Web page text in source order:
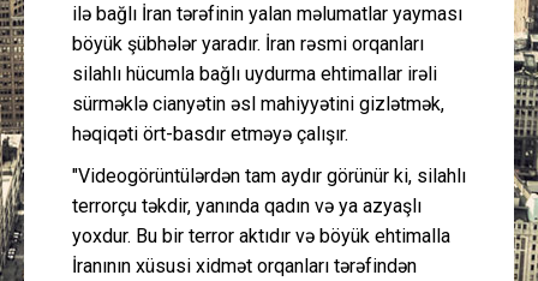
ilə bağlı İran tərəfinin yalan məlumatlar yayması
böyük şübhələr yaradır. İran rəsmi orqanları
silahlı hücumla bağlı uydurma ehtimallar irəli
sürməklə cianyətin əsl mahiyyətini gizlətmək,
həqiqəti ört-basdır etməyə çalışır.
"Videogörüntülərdən tam aydır görünür ki, silahlı
terrorçu təkdir, yanında qadın və ya azyaşlı
yoxdur. Bu bir terror aktıdır və böyük ehtimalla
İranının xüsusi xidmət orqanları tərəfindən